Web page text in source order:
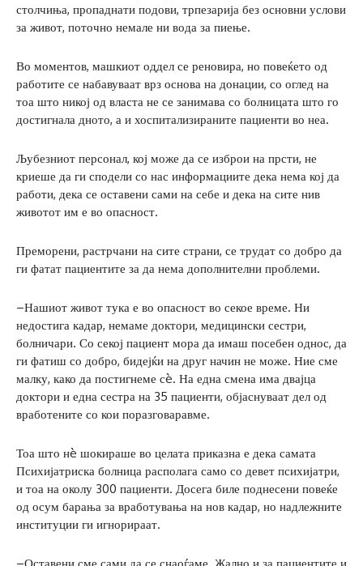
столчиња, пропаднати подови, трпезарија без основни услови
за живот, поточно немале ни вода за пиење.
Во моментов, машкиот оддел се реновира, но повеќето од
работите се набавуваат врз основа на донации, со оглед на
тоа што никој од власта не се занимава со болницата што го
достигнала дното, а и хоспитализираните пациенти во неа.
Љубезниот персонал, кој може да се изброи на прсти, не
криеше да ги сподели со нас информациите дека нема кој да
работи, дека се оставени сами на себе и дека на сите нив
животот им е во опасност.
Преморени, растрчани на сите страни, се трудат со добро да
ги фатат пациентите за да нема дополнителни проблеми.
–Нашиот живот тука е во опасност во секое време. Ни
недостига кадар, немаме доктори, медицински сестри,
болничари. Со секој пациент мора да имаш посебен однос, да
ги фатиш со добро, бидејќи на друг начин не може. Ние сме
малку, како да постигнеме сè. На една смена има двајца
доктори и една сестра на 35 пациенти, објаснуваат дел од
вработените со кои поразговаравме.
Тоа што нè шокираше во целата приказна е дека самата
Психијатриска болница располага само со девет психијатри,
и тоа на околу 300 пациенти. Досега биле поднесени повеќе
од осум барања за вработувања на нов кадар, но надлежните
институции ги игнорираат.